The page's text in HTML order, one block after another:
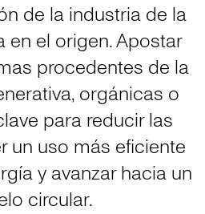
de la industria de la
en el origen. Apostar
procedentes de la
orgánicas o
para reducir las
un uso más eficiente
y avanzar hacia un
circular.